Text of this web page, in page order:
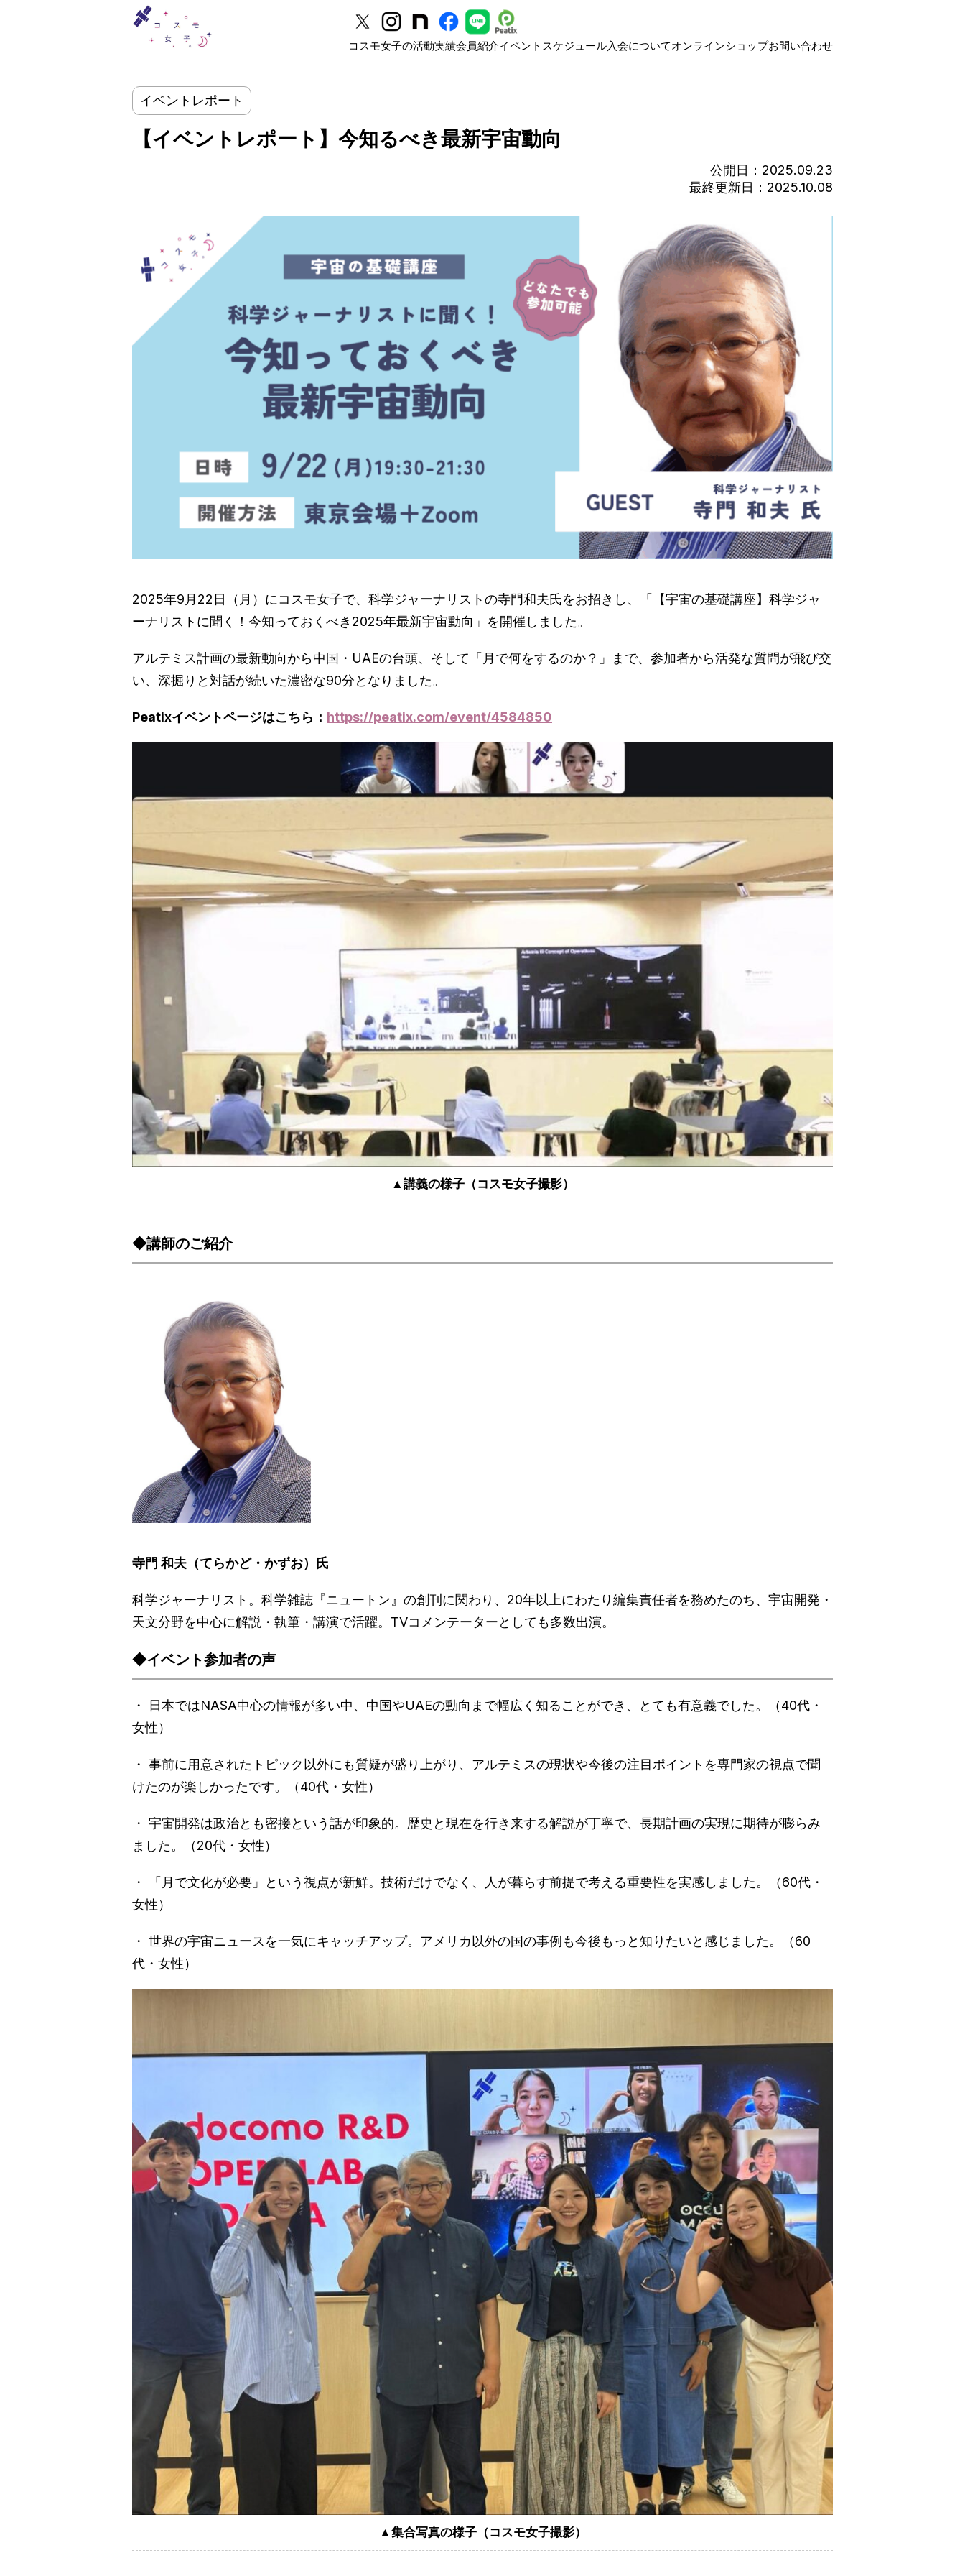
コスモ女子の活動実績会員紹介イベントスケジュール入会についてオンラインショップお問い合わせ
イベントレポート
【イベントレポート】今知るべき最新宇宙動向
公開日：2025.09.23
最終更新日：2025.10.08
2025年9月22日（月）にコスモ女子で、科学ジャーナリストの寺門和夫氏をお招きし、「【宇宙の基礎講座】科学ジャ
ーナリストに聞く！今知っておくべき2025年最新宇宙動向」を開催しました。
アルテミス計画の最新動向から中国・UAEの台頭、そして「月で何をするのか？」まで、参加者から活発な質問が飛び交
い、深掘りと対話が続いた濃密な90分となりました。
Peatixイベントページはこちら： https://peatix.com/event/4584850
▲講義の様子（コスモ女子撮影）
◆講師のご紹介
寺門 和夫（てらかど・かずお）氏
科学ジャーナリスト。科学雑誌『ニュートン』の創刊に関わり、20年以上にわたり編集責任者を務めたのち、宇宙開発・
天文分野を中心に解説・執筆・講演で活躍。TVコメンテーターとしても多数出演。
◆イベント参加者の声
・ 日本ではNASA中心の情報が多い中、中国やUAEの動向まで幅広く知ることができ、とても有意義でした。（40代・
女性）
・ 事前に用意されたトピック以外にも質疑が盛り上がり、アルテミスの現状や今後の注目ポイントを専門家の視点で聞
けたのが楽しかったです。（40代・女性）
・ 宇宙開発は政治とも密接という話が印象的。歴史と現在を行き来する解説が丁寧で、長期計画の実現に期待が膨らみ
ました。（20代・女性）
・ 「月で文化が必要」という視点が新鮮。技術だけでなく、人が暮らす前提で考える重要性を実感しました。（60代・
女性）
・ 世界の宇宙ニュースを一気にキャッチアップ。アメリカ以外の国の事例も今後もっと知りたいと感じました。（60
代・女性）
▲集合写真の様子（コスモ女子撮影）